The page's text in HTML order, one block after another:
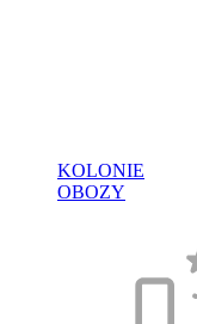
KOLONIE
OBOZY